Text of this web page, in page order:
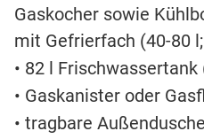
Gaskocher sowie
mit Gefrierfach (40-80
• 82 l
• Gaskanister oder
• tragbare